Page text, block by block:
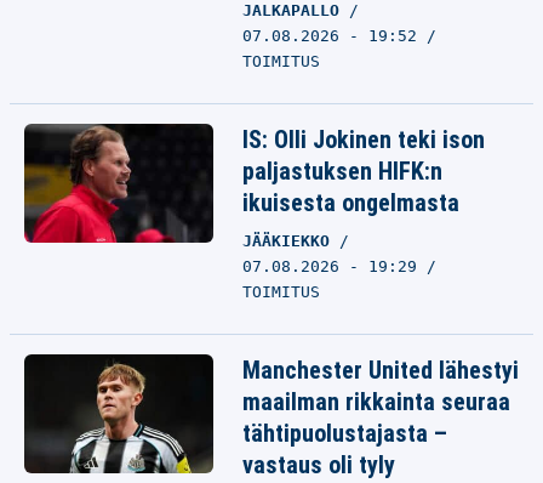
JALKAPALLO
07.08.2026 - 19:52
TOIMITUS
IS: Olli Jokinen teki ison
paljastuksen HIFK:n
ikuisesta ongelmasta
JÄÄKIEKKO
07.08.2026 - 19:29
TOIMITUS
Manchester United lähestyi
maailman rikkainta seuraa
tähtipuolustajasta –
vastaus oli tyly